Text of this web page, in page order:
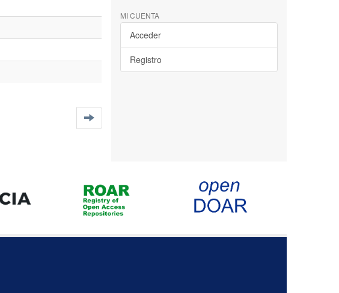
MI CUENTA
Acceder
Registro